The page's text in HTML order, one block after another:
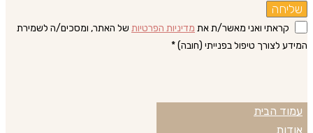
שליחה
קראתי ואני מאשר/ת את מדיניות הפרטיות של האתר, ומסכים/ה לשמירת
המידע לצורך טיפול בפנייתי (חובה) *
עמודים באתר
עמוד הבית
אודות